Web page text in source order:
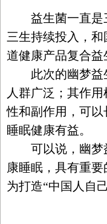
益生菌一直是三
三生持续投入，
道健康产品复合
此次的幽梦益生
人群广泛；其作
性和副作用，可
睡眠健康有益。
可以说，幽梦益
康睡眠，具有重
为打造“中国人自